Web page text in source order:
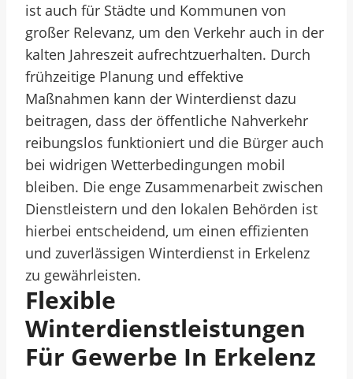
ist auch für Städte und Kommunen von
großer Relevanz, um den Verkehr auch in der
kalten Jahreszeit aufrechtzuerhalten. Durch
frühzeitige Planung und effektive
Maßnahmen kann der Winterdienst dazu
beitragen, dass der öffentliche Nahverkehr
reibungslos funktioniert und die Bürger auch
bei widrigen Wetterbedingungen mobil
bleiben. Die enge Zusammenarbeit zwischen
Dienstleistern und den lokalen Behörden ist
hierbei entscheidend, um einen effizienten
und zuverlässigen Winterdienst in Erkelenz
zu gewährleisten.
Flexible
Winterdienstleistungen
Für Gewerbe In Erkelenz